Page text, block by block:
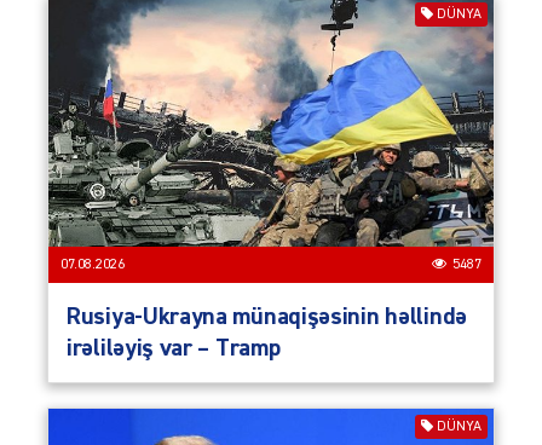
DÜNYA
07.08.2026 5487
Rusiya-Ukrayna münaqişəsinin həllində
irəliləyiş var – Tramp
DÜNYA